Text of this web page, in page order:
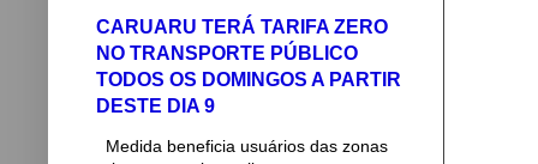
CARUARU TERÁ TARIFA ZERO
NO TRANSPORTE PÚBLICO
TODOS OS DOMINGOS A PARTIR
DESTE DIA 9
Medida beneficia usuários das zonas